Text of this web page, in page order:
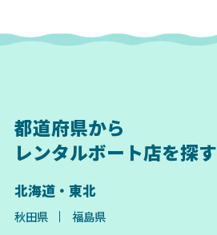
都道府県から
レンタルボート店を探す
北海道・東北
秋田県 福島県